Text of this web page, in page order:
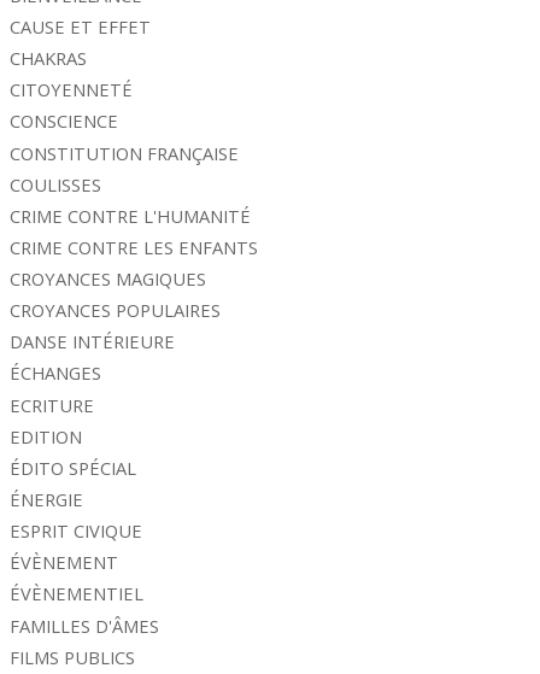
CAUSE ET EFFET
CHAKRAS
CITOYENNETÉ
CONSCIENCE
CONSTITUTION FRANÇAISE
COULISSES
CRIME CONTRE L'HUMANITÉ
CRIME CONTRE LES ENFANTS
CROYANCES MAGIQUES
CROYANCES POPULAIRES
DANSE INTÉRIEURE
ÉCHANGES
ECRITURE
EDITION
ÉDITO SPÉCIAL
ÉNERGIE
ESPRIT CIVIQUE
ÉVÈNEMENT
ÉVÈNEMENTIEL
FAMILLES D'ÂMES
FILMS PUBLICS